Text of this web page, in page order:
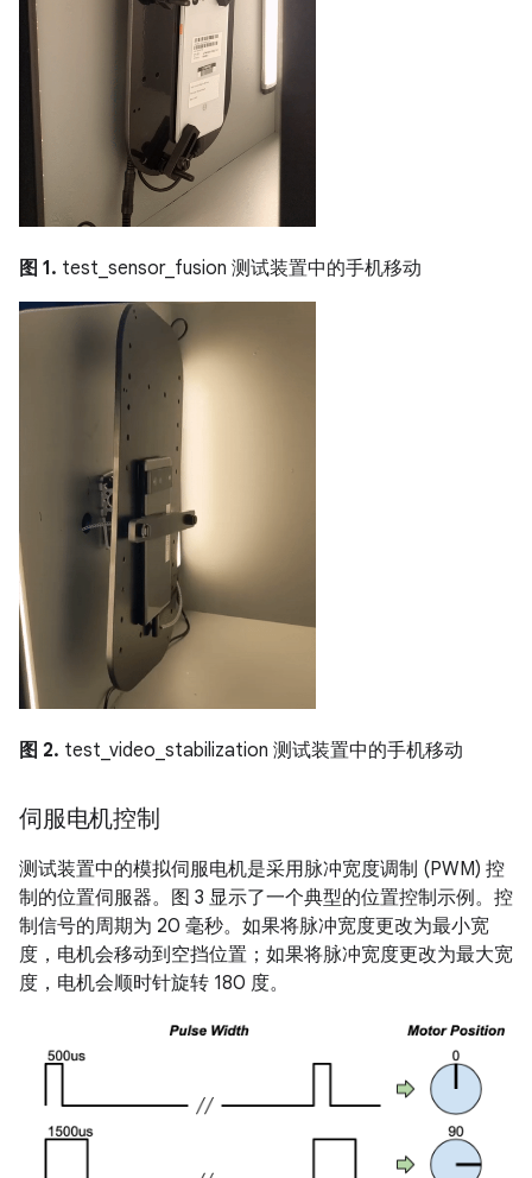
图 1. test_sensor_fusion 测试装置中的手机移动
图 2. test_video_stabilization 测试装置中的手机移动
伺服电机控制
测试装置中的模拟伺服电机是采用脉冲宽度调制 (PWM) 控
制的位置伺服器。图 3 显示了一个典型的位置控制示例。控
制信号的周期为 20 毫秒。如果将脉冲宽度更改为最小宽
度，电机会移动到空挡位置；如果将脉冲宽度更改为最大宽
度，电机会顺时针旋转 180 度。